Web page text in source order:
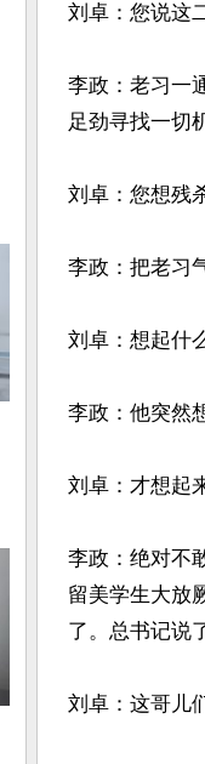
刘卓：您说这
李政：老习一
足劲寻找一切
刘卓：您想残
李政：把老习
刘卓：想起什
李政：他突然
刘卓：才想起
李政：绝对不
留美学生大放
了。总书记说
刘卓：这哥儿